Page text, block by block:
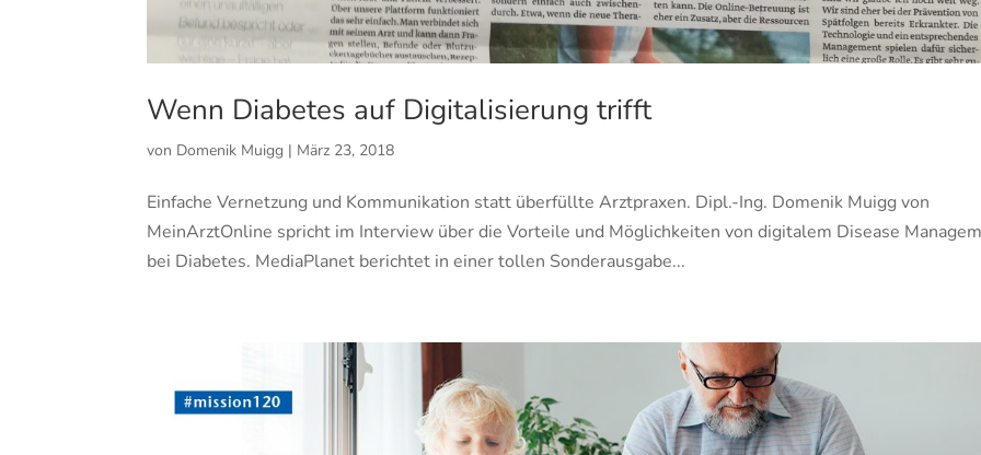
Wenn Diabetes auf Digitalisierung trifft
von Domenik Muigg | März 23, 2018
Einfache Vernetzung und Kommunikation statt überfüllte Arztpraxen. Dipl.-Ing. Domenik Muigg von
MeinArztOnline spricht im Interview über die Vorteile und Möglichkeiten von digitalem Disease
bei Diabetes. MediaPlanet berichtet in einer tollen Sonderausgabe...